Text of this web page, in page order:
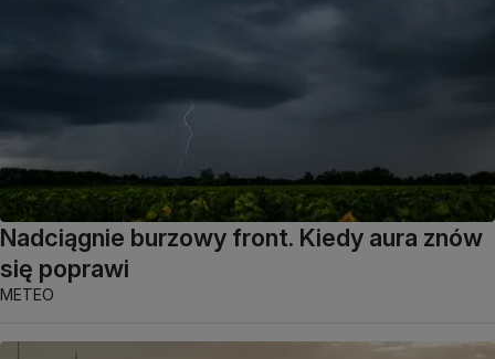
Nadciągnie burzowy front. Kiedy aura znów
się poprawi
METEO